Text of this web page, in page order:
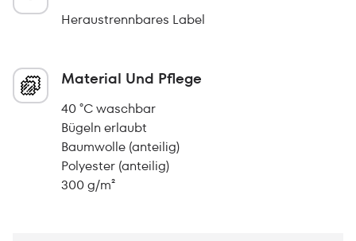
Heraustrennbares Label
Material Und Pflege
40 °C waschbar
Bügeln erlaubt
Baumwolle (anteilig)
Polyester (anteilig)
300 g/m²